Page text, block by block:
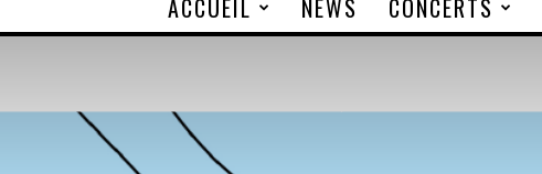
ACCUEIL NEWS CONCERTS